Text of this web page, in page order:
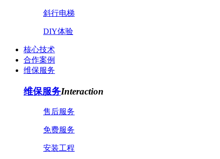
斜行电梯
DIY体验
核心技术
合作案例
维保服务
维保服务Interaction
售后服务
免费服务
安装工程